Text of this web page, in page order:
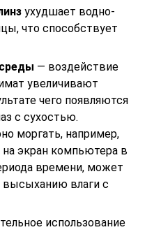
ухудшает водно-
что способствует
— воздействие
увеличивают
чего появляются
с сухостью.
моргать, например,
экран компьютера в
времени, может
высыханию влаги с
использование